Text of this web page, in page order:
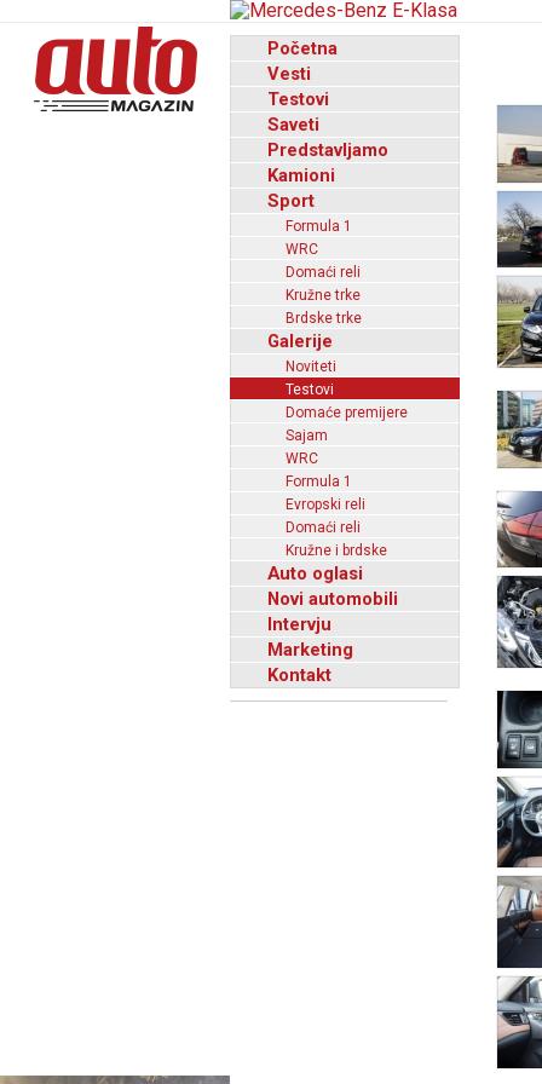
Početna
Vesti
Testovi
Saveti
Predstavljamo
Kamioni
Sport
Formula 1
WRC
Domaći reli
Kružne trke
Brdske trke
Galerije
Noviteti
Testovi
Domaće premijere
Sajam
WRC
Formula 1
Evropski reli
Domaći reli
Kružne i brdske
Auto oglasi
Novi automobili
Intervju
Marketing
Kontakt